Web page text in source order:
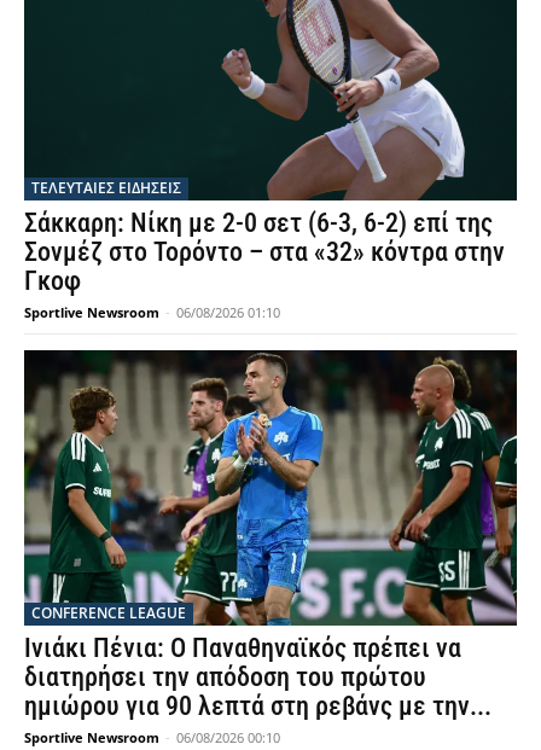
ΤΕΛΕΥΤΑΙΕΣ ΕΙΔΗΣΕΙΣ
Σάκκαρη: Νίκη με 2-0 σετ (6-3, 6-2) επί της
Σονμέζ στο Τορόντο – στα «32» κόντρα στην
Γκοφ
Sportlive Newsroom - 06/08/2026 01:10
CONFERENCE LEAGUE
Ινιάκι Πένια: Ο Παναθηναϊκός πρέπει να
διατηρήσει την απόδοση του πρώτου
ημιώρου για 90 λεπτά στη ρεβάνς με την...
Sportlive Newsroom - 06/08/2026 00:10